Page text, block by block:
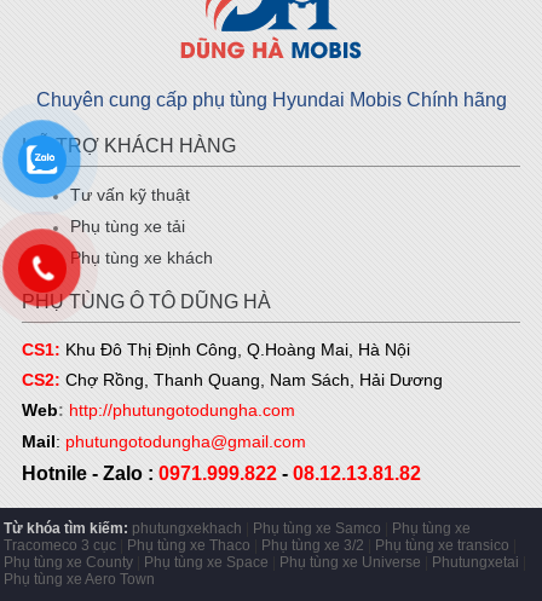
Chuyên cung cấp phụ tùng Hyundai Mobis Chính hãng
HỖ TRỢ KHÁCH HÀNG
Tư vấn kỹ thuật
Phụ tùng xe tải
Phụ tùng xe khách
PHỤ TÙNG Ô TÔ DŨNG HÀ
CS1: Khu Đô Thị Định Công, Q.Hoàng Mai, Hà Nội
CS2: Chợ Rồng, Thanh Quang, Nam Sách, Hải Dương
Web: http://phutungotodungha.com
Mail: phutungotodungha@gmail.com
Hotnile - Zalo : 0971.999.822 - 08.12.13.81.82
Từ khóa tìm kiếm: phutungxekhach Phụ tùng xe Samco
Phụ tùng xe
Tracomeco 3 cục
Phụ tùng xe Thaco Phụ tùng xe 3/2 Phụ tùng xe transico
Phụ tùng xe County
Phụ tùng xe Space Phụ tùng xe Universe Phutungxetai
Phụ tùng xe Aero Town